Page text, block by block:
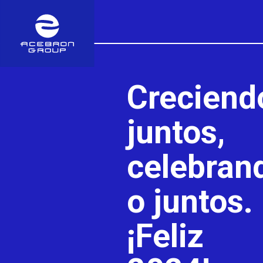
juntos,
o juntos.
¡Feliz